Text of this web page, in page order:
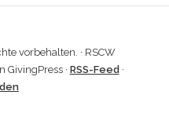
vorbehalten. · RSCW
GivingPress · RSS-Feed ·